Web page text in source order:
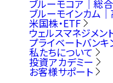
ブルーモコア｜総
ブルーモインカム
米国株・ETF
ウェルスマネジメン
プライベートバンキ
私たちについて
投資アカデミー
お客様サポート